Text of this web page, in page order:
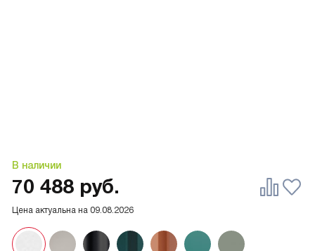
В наличии
Цена актуальна на 09.08.2026
70 488 руб.